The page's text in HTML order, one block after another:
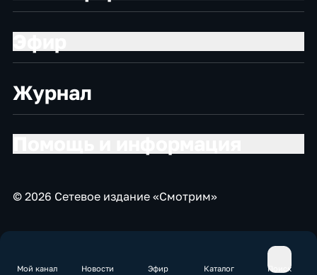
Мой канал Новости Эфир Каталог Поиск
Журнал
© 2026 Сетевое издание «Смотрим»